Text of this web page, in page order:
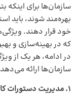
سازمان‌ها برای اینکه
که در بهینه‌سازی و
در ادامه، هر یک از
سازمان‌ها ارائه
۱.مدیریت دستورات